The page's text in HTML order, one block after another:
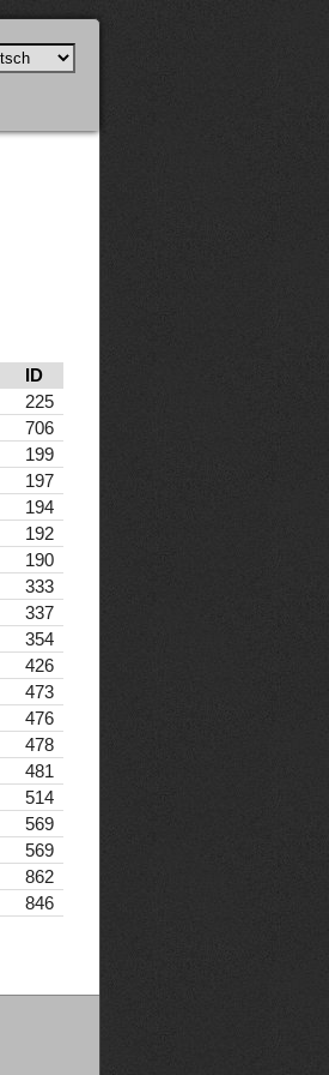
ID
225
706
199
197
194
192
190
333
337
354
426
473
476
478
481
514
569
569
862
846